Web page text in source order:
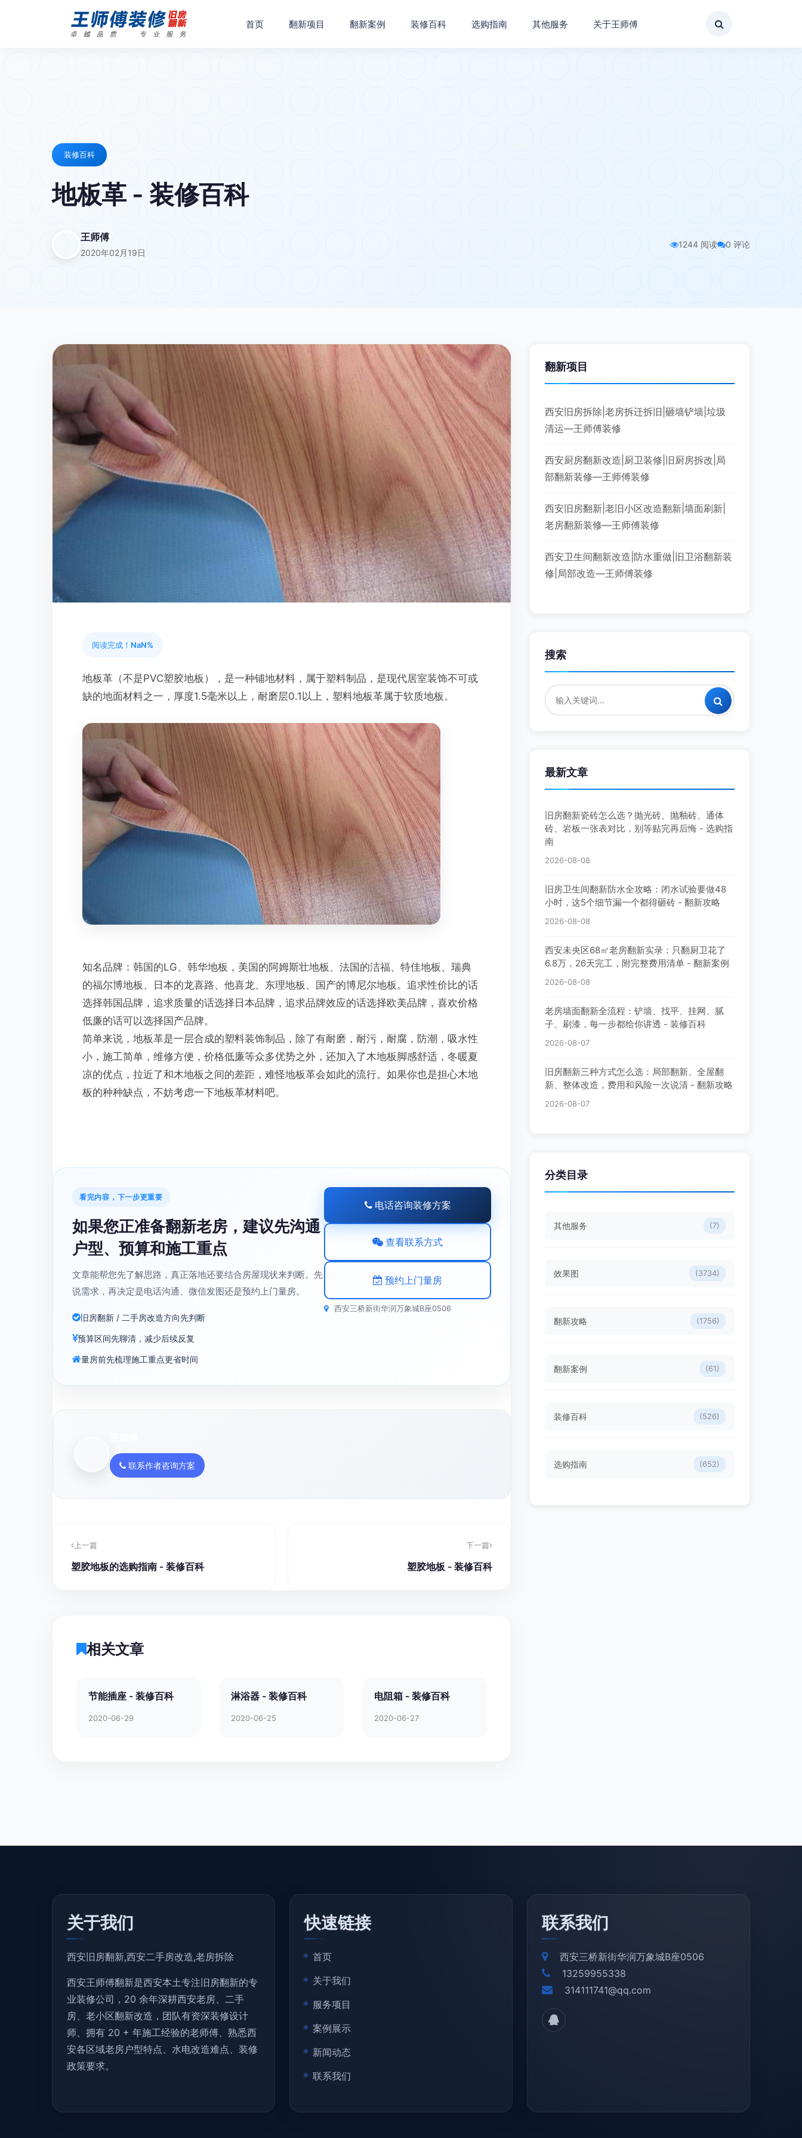
首页 翻新项目 翻新案例 装修百科 选购指南 其他服务 关于王师傅
装修百科
地板革 - 装修百科
王师傅
2020年02月19日
1244 阅读 0 评论
阅读完成！ NaN%
地板革（不是PVC塑胶地板），是一种铺地材料，属于塑料制品，是现代居室装饰不可或
缺的地面材料之一，厚度1.5毫米以上，耐磨层0.1以上，塑料地板革属于软质地板。
知名品牌：韩国的LG、韩华地板，美国的阿姆斯壮地板、法国的洁福、特佳地板、瑞典
的福尔博地板、日本的龙喜路、他喜龙、东理地板、国产的博尼尔地板。追求性价比的话
选择韩国品牌，追求质量的话选择日本品牌，追求品牌效应的话选择欧美品牌，喜欢价格
低廉的话可以选择国产品牌。
简单来说，地板革是一层合成的塑料装饰制品，除了有耐磨，耐污，耐腐，防潮，吸水性
小，施工简单，维修方便，价格低廉等众多优势之外，还加入了木地板脚感舒适，冬暖夏
凉的优点，拉近了和木地板之间的差距，难怪地板革会如此的流行。如果你也是担心木地
板的种种缺点，不妨考虑一下地板革材料吧。
看完内容，下一步更重要
如果您正准备翻新老房，建议先沟通
户型、预算和施工重点
文章能帮您先了解思路，真正落地还要结合房屋现状来判断。先
说需求，再决定是电话沟通、微信发图还是预约上门量房。
旧房翻新 / 二手房改造方向先判断
预算区间先聊清，减少后续反复
量房前先梳理施工重点更省时间
电话咨询装修方案
查看联系方式
预约上门量房
西安三桥新街华润万象城B座0506
联系作者咨询方案
上一篇
塑胶地板的选购指南 - 装修百科
下一篇
塑胶地板 - 装修百科
相关文章
节能插座 - 装修百科
2020-06-29
淋浴器 - 装修百科
2020-06-25
电阻箱 - 装修百科
2020-06-27
翻新项目
西安旧房拆除|老房拆迁拆旧|砸墙铲墙|垃圾
清运—王师傅装修
西安厨房翻新改造|厨卫装修|旧厨房拆改|局
部翻新装修—王师傅装修
西安旧房翻新|老旧小区改造翻新|墙面刷新|
老房翻新装修—王师傅装修
西安卫生间翻新改造|防水重做|旧卫浴翻新装
修|局部改造—王师傅装修
搜索
最新文章
旧房翻新瓷砖怎么选？抛光砖、抛釉砖、通体
砖、岩板一张表对比，别等贴完再后悔 - 选购指
南
2026-08-08
旧房卫生间翻新防水全攻略：闭水试验要做48
小时，这5个细节漏一个都得砸砖 - 翻新攻略
2026-08-08
西安未央区68㎡老房翻新实录：只翻厨卫花了
6.8万，26天完工，附完整费用清单 - 翻新案例
2026-08-08
老房墙面翻新全流程：铲墙、找平、挂网、腻
子、刷漆，每一步都给你讲透 - 装修百科
2026-08-07
旧房翻新三种方式怎么选：局部翻新、全屋翻
新、整体改造，费用和风险一次说清 - 翻新攻略
2026-08-07
分类目录
其他服务 (7)
效果图 (3734)
翻新攻略 (1756)
翻新案例 (61)
装修百科 (526)
选购指南 (652)
关于我们
西安旧房翻新,西安二手房改造,老房拆除
西安王师傅翻新是西安本土专注旧房翻新的专
业装修公司，20 余年深耕西安老房、二手
房、老小区翻新改造，团队有资深装修设计
师、拥有 20 + 年施工经验的老师傅、熟悉西
安各区域老房户型特点、水电改造难点、装修
政策要求。
快速链接
首页
关于我们
服务项目
案例展示
新闻动态
联系我们
联系我们
西安三桥新街华润万象城B座0506
13259955338
314111741@qq.com